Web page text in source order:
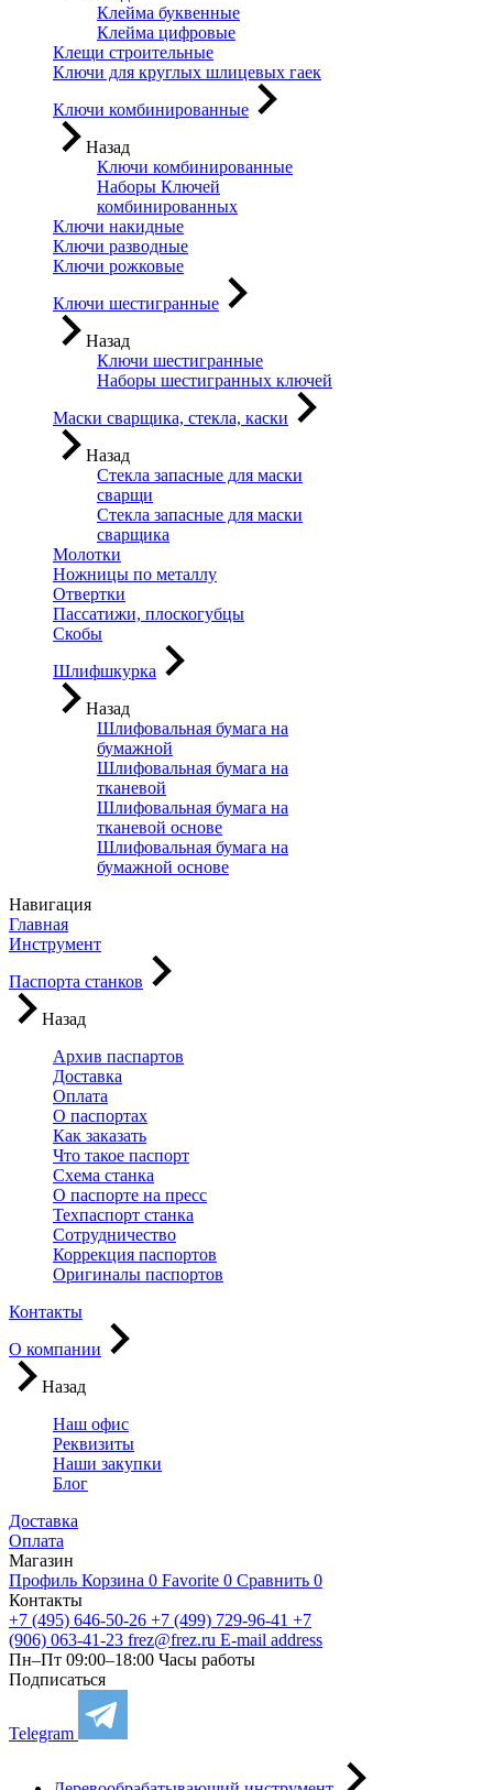
Клейма буквенные
Клейма цифровые
Клещи строительные
Ключи для круглых шлицевых гаек
Ключи комбинированные
Назад
Ключи комбинированные
Наборы Ключей
комбинированных
Ключи накидные
Ключи разводные
Ключи рожковые
Ключи шестигранные
Назад
Ключи шестигранные
Наборы шестигранных ключей
Маски сварщика, стекла, каски
Назад
Стекла запасные для маски
сварщи
Стекла запасные для маски
сварщика
Молотки
Ножницы по металлу
Отвертки
Пассатижи, плоскогубцы
Скобы
Шлифшкурка
Назад
Шлифовальная бумага на
бумажной
Шлифовальная бумага на
тканевой
Шлифовальная бумага на
тканевой основе
Шлифовальная бумага на
бумажной основе
Навигация
Главная
Инструмент
Паспорта станков
Назад
Архив паспартов
Доставка
Оплата
О паспортах
Как заказать
Что такое паспорт
Схема станка
О паспорте на пресс
Техпаспорт станка
Сотрудничество
Коррекция паспортов
Оригиналы паспортов
Контакты
О компании
Назад
Наш офис
Реквизиты
Наши закупки
Блог
Доставка
Оплата
Магазин
Профиль Корзина 0 Favorite 0 Сравнить 0
Контакты
+7 (495) 646-50-26 +7 (499) 729-96-41 +7
(906) 063-41-23 frez@frez.ru E-mail address
Пн–Пт 09:00–18:00 Часы работы
Подписаться
Telegram